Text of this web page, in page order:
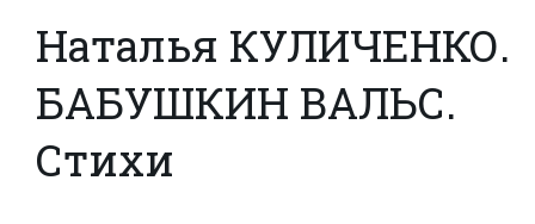
Наталья КУЛИЧЕНКО.
БАБУШКИН ВАЛЬС.
Стихи